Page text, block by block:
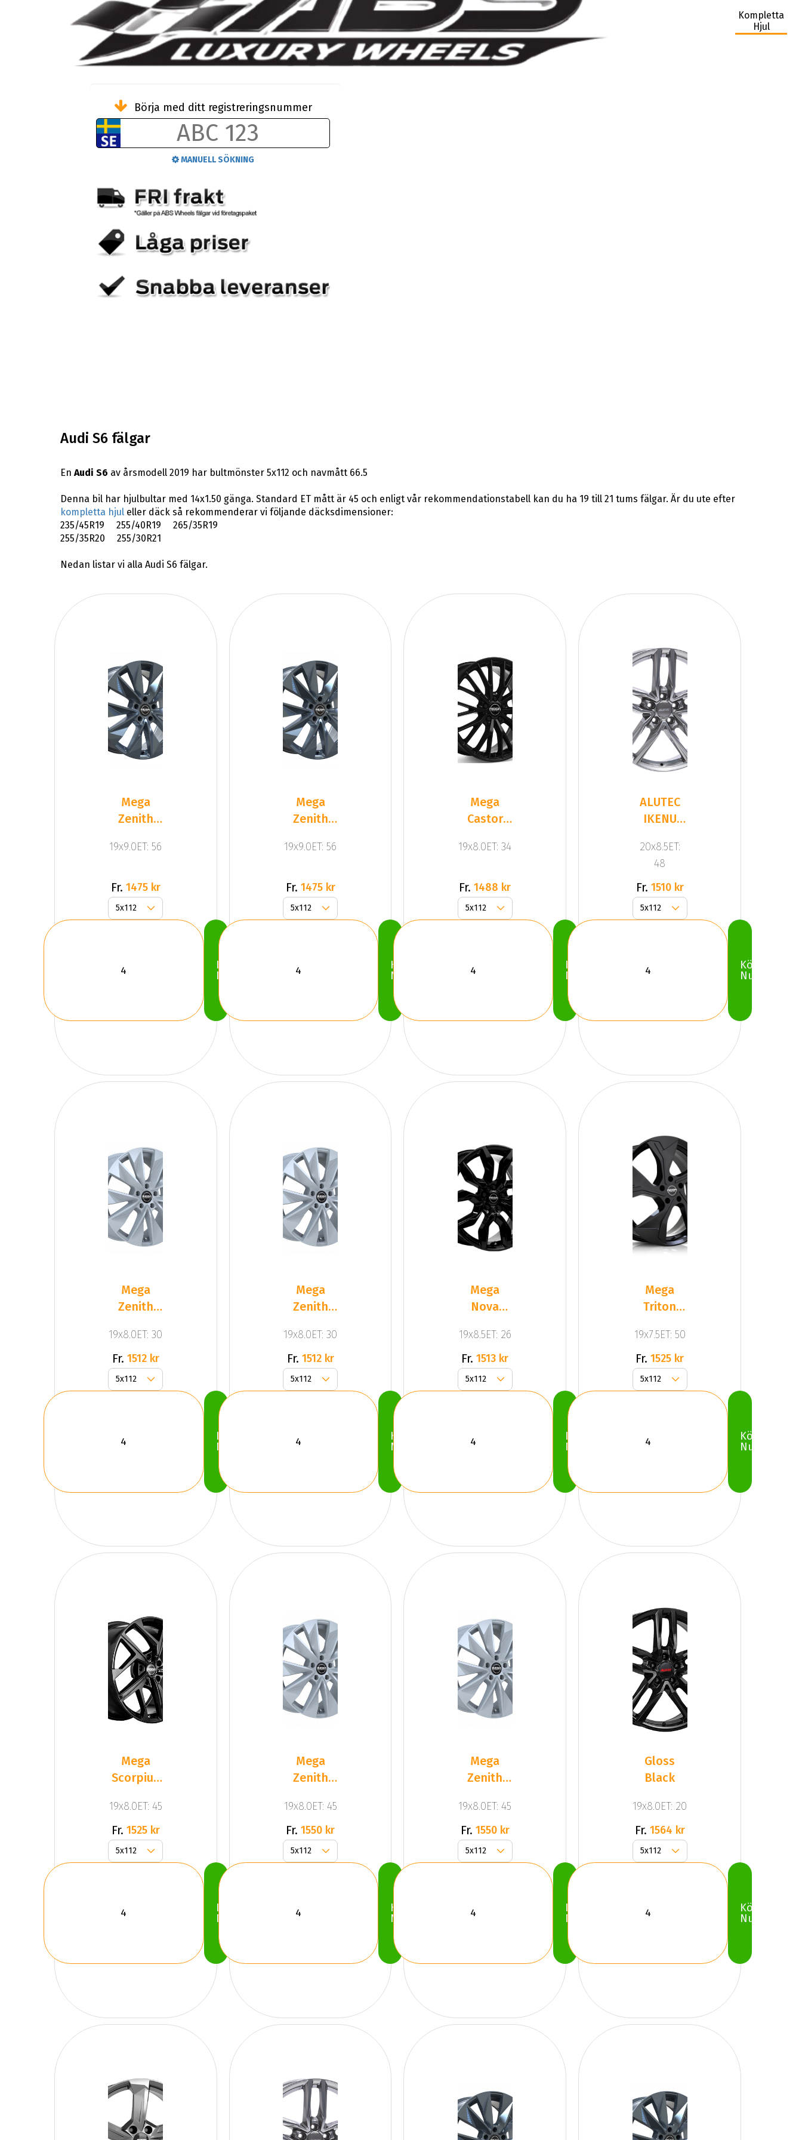
Kompletta
Hjul
Börja med ditt registreringsnummer
MANUELL SÖKNING
Audi S6 fälgar
En Audi S6 av årsmodell 2019 har bultmönster 5x112 och navmått 66.5
Denna bil har hjulbultar med 14x1.50 gänga. Standard ET mått är 45 och enligt vår rekommendationstabell kan du ha 19 till 21 tums fälgar. Är du ute efter
kompletta hjuleller däck så rekommenderar vi följande däcksdimensioner:
235/45R19 255/40R19 265/35R19
255/35R20 255/30R21
Nedan listar vi alla Audi S6 fälgar.
Mega
Zenith
Grey
19x9.0ET: 56
Fr. 1475 kr
Köp
Nu
Mega
Zenith
Grey
19x9.0ET: 56
Fr. 1475 kr
Köp
Nu
Mega
Castor
19x8.0ET: 34
Fr. 1488 kr
Köp
Nu
ALUTEC
IKENU
Gray
20x8.5ET:
48
Fr. 1510 kr
Köp
Nu
Mega
Zenith
Silver
19x8.0ET: 30
Fr. 1512 kr
Köp
Nu
Mega
Zenith
Silver
19x8.0ET: 30
Fr. 1512 kr
Köp
Nu
Mega
Nova
19x8.5ET: 26
Fr. 1513 kr
Köp
Nu
Mega
Triton
19x7.5ET: 50
Fr. 1525 kr
Köp
Nu
Mega
Scorpius
19x8.0ET: 45
Fr. 1525 kr
Köp
Nu
Mega
Zenith
Silver
19x8.0ET: 45
Fr. 1550 kr
Köp
Nu
Mega
Zenith
Silver
19x8.0ET: 45
Fr. 1550 kr
Köp
Nu
Gloss
Black
19x8.0ET: 20
Fr. 1564 kr
Köp
Nu